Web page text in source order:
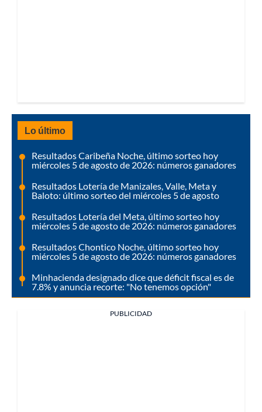
Lo último
Resultados Caribeña Noche, último sorteo hoy
miércoles 5 de agosto de 2026: números ganadores
Resultados Lotería de Manizales, Valle, Meta y
Baloto: último sorteo del miércoles 5 de agosto
Resultados Lotería del Meta, último sorteo hoy
miércoles 5 de agosto de 2026: números ganadores
Resultados Chontico Noche, último sorteo hoy
miércoles 5 de agosto de 2026: números ganadores
Minhacienda designado dice que déficit fiscal es de
7.8% y anuncia recorte: "No tenemos opción"
PUBLICIDAD